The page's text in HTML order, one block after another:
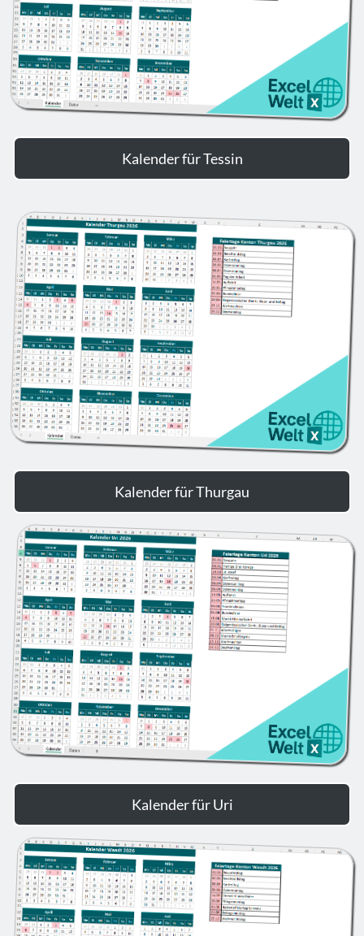
Kalender für Tessin
Kalender für Thurgau
Kalender für Uri